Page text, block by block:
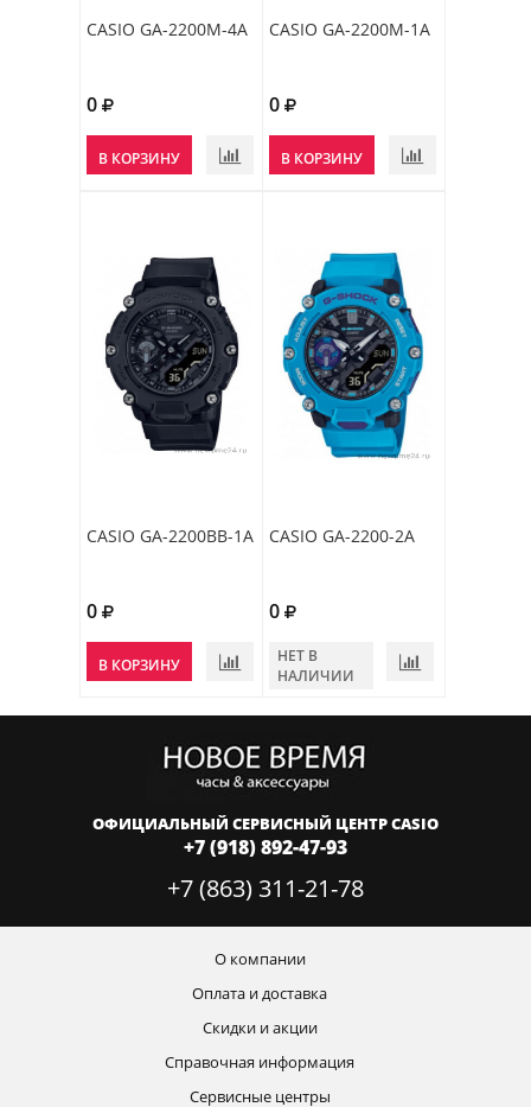
CASIO GA-2200M-4A
0
В КОРЗИНУ
CASIO GA-2200M-1A
0
В КОРЗИНУ
CASIO GA-2200BB-1A
0
В КОРЗИНУ
CASIO GA-2200-2A
0
НЕТ В
НАЛИЧИИ
ОФИЦИАЛЬНЫЙ СЕРВИСНЫЙ ЦЕНТР CASIO
+7 (918) 892-47-93
+7 (863) 311-21-78
О компании
Оплата и доставка
Скидки и акции
Справочная информация
Сервисные центры